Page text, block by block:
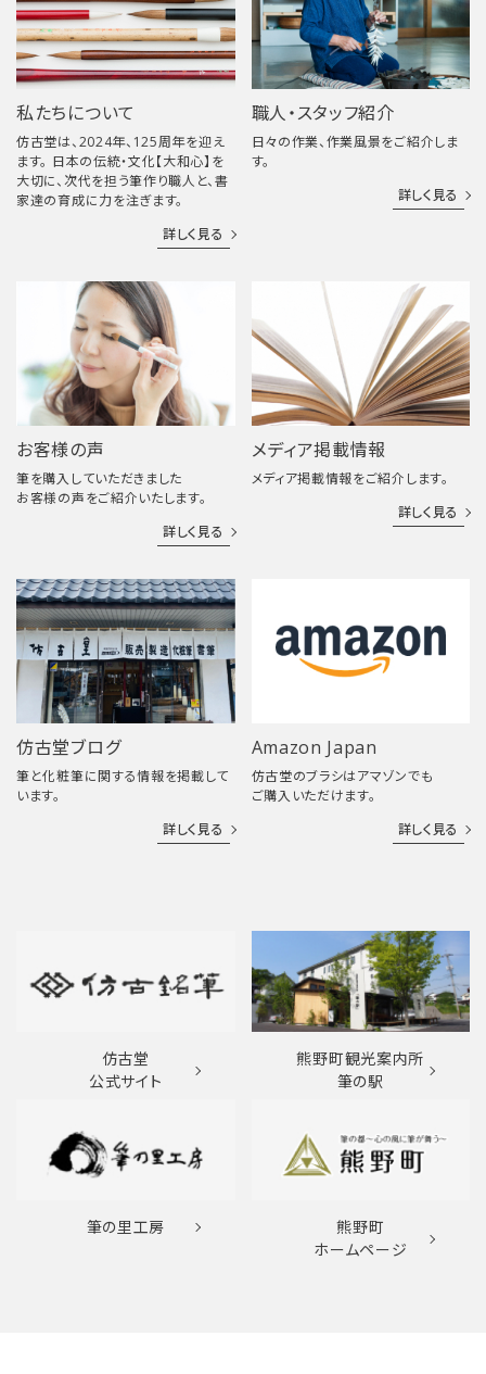
私たちについて
仿古堂は、2024年、125周年を迎え
ます。 日本の伝統・文化【大和心】を
大切に、次代を担う筆作り職人と、書
家達の育成に力を注ぎます。
詳しく見る
職人・スタッフ紹介
日々の作業、作業風景をご紹介しま
す。
詳しく見る
お客様の声
筆を購入していただきました
お客様の声をご紹介いたします。
詳しく見る
メディア掲載情報
メディア掲載情報をご紹介します。
詳しく見る
仿古堂ブログ
筆と化粧筆に関する情報を掲載して
います。
詳しく見る
Amazon Japan
仿古堂のブラシはアマゾンでも
ご購入いただけます。
詳しく見る
仿古堂
公式サイト
熊野町観光案内所
筆の駅
筆の里工房
熊野町
ホームページ